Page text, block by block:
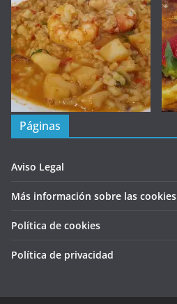
Páginas
Aviso Legal
Más información sobre las cookies
Política de cookies
Política de privacidad